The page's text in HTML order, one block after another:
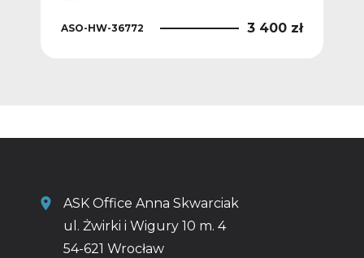
ASO-HW-36772 3 400 zł
ASK Office Anna Skwarciak
ul. Żwirki i Wigury 10 m. 4
54-621 Wrocław